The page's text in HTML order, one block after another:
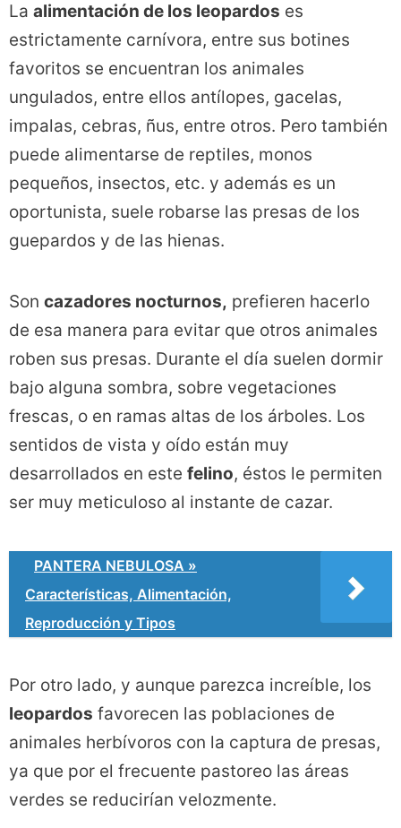
La alimentación de los leopardos es
estrictamente carnívora, entre sus botines
favoritos se encuentran los animales
ungulados, entre ellos antílopes, gacelas,
impalas, cebras, ñus, entre otros. Pero también
puede alimentarse de reptiles, monos
pequeños, insectos, etc. y además es un
oportunista, suele robarse las presas de los
guepardos y de las hienas.
Son cazadores nocturnos, prefieren hacerlo
de esa manera para evitar que otros animales
roben sus presas. Durante el día suelen dormir
bajo alguna sombra, sobre vegetaciones
frescas, o en ramas altas de los árboles. Los
sentidos de vista y oído están muy
desarrollados en este felino, éstos le permiten
ser muy meticuloso al instante de cazar.
PANTERA NEBULOSA »
Características, Alimentación,
Reproducción y Tipos
Por otro lado, y aunque parezca increíble, los
leopardos favorecen las poblaciones de
animales herbívoros con la captura de presas,
ya que por el frecuente pastoreo las áreas
verdes se reducirían velozmente.